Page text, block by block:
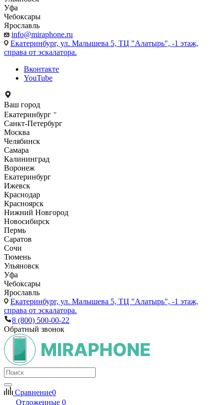
Уфа
Чебоксары
Ярославль
info@miraphone.ru
Екатеринбург, ул. Малышева 5, ТЦ "Алатырь", -1 этаж,
справа от эскалатора.
Вконтакте
YouTube
Ваш город
Екатеринбург
Санкт-Петербург
Москва
Челябинск
Самара
Калининград
Воронеж
Екатеринбург
Ижевск
Краснодар
Красноярск
Нижний Новгород
Новосибирск
Пермь
Саратов
Сочи
Тюмень
Ульяновск
Уфа
Чебоксары
Ярославль
Екатеринбург, ул. Малышева 5, ТЦ "Алатырь", -1 этаж,
справа от эскалатора.
8 (800) 500-00-22
Обратный звонок
Сравнение0
Отложенные 0